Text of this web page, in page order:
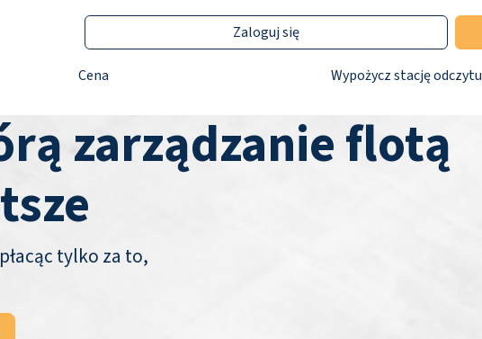
Cena Wypożycz stację odczytu
Zaloguj się
zarządzanie flotą
tylko za to,